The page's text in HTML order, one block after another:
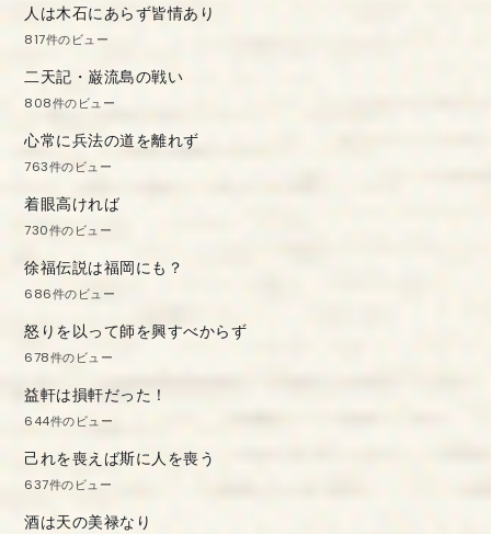
人は木石にあらず皆情あり
817件のビュー
二天記・巌流島の戦い
808件のビュー
心常に兵法の道を離れず
763件のビュー
着眼高ければ
730件のビュー
徐福伝説は福岡にも？
686件のビュー
怒りを以って師を興すべからず
678件のビュー
益軒は損軒だった！
644件のビュー
己れを喪えば斯に人を喪う
637件のビュー
酒は天の美禄なり